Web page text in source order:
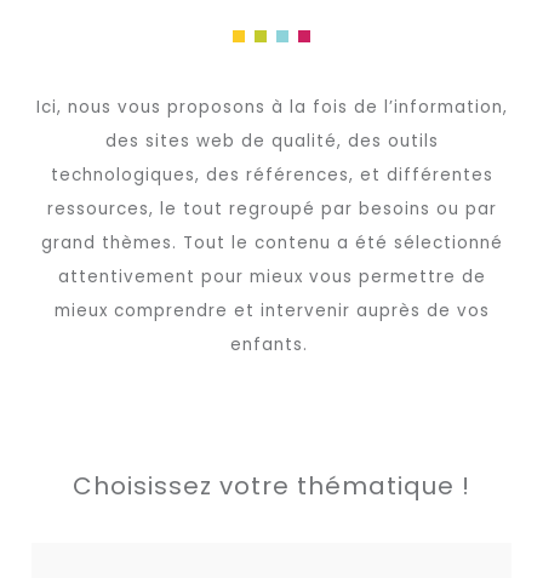
Ici, nous vous proposons à la fois de l’information,
des sites web de qualité, des outils
technologiques, des références, et différentes
ressources, le tout regroupé par besoins ou par
grand thèmes. Tout le contenu a été sélectionné
attentivement pour mieux vous permettre de
mieux comprendre et intervenir auprès de vos
enfants.
Choisissez votre thématique !